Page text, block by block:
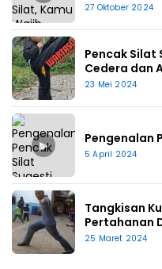
27 Oktober 2024
Pencak Silat
Cedera dan
23 Mei 2024
▶ Pengenalan
5 April 2024
Tangkisan
Pertahanan
25 Maret 2024